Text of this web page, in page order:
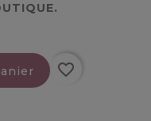
favorite_border